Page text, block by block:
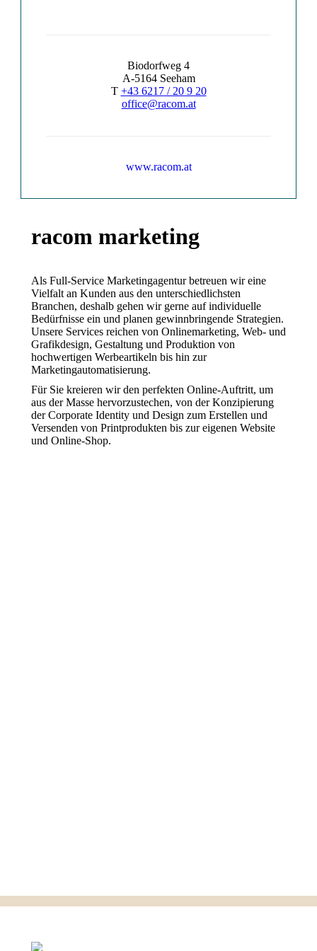
Biodorfweg 4
A-5164 Seeham
T +43 6217 / 20 9 20
office@racom.at
www.racom.at
racom marketing
Als Full-Service Marketingagentur betreuen wir eine
Vielfalt an Kunden aus den unterschiedlichsten
Branchen, deshalb gehen wir gerne auf individuelle
Bedürfnisse ein und planen gewinnbringende Strategien.
Unsere Services reichen von Onlinemarketing, Web- und
Grafikdesign, Gestaltung und Produktion von
hochwertigen Werbeartikeln bis hin zur
Marketingautomatisierung.
Für Sie kreieren wir den perfekten Online-Auftritt, um
aus der Masse hervorzustechen, von der Konzipierung
der Corporate Identity und Design zum Erstellen und
Versenden von Printprodukten bis zur eigenen Website
und Online-Shop.